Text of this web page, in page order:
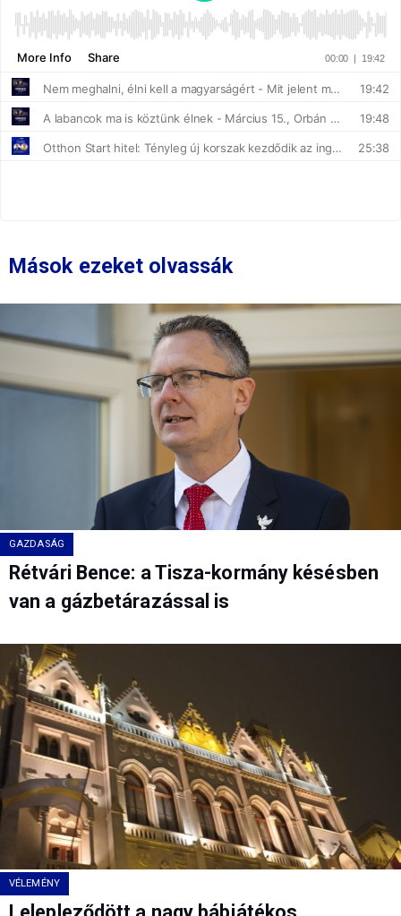
Mások ezeket olvassák
GAZDASÁG
Rétvári Bence: a Tisza-kormány késésben
van a gázbetárazással is
VÉLEMÉNY